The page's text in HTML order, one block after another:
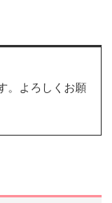
。よろしくお願